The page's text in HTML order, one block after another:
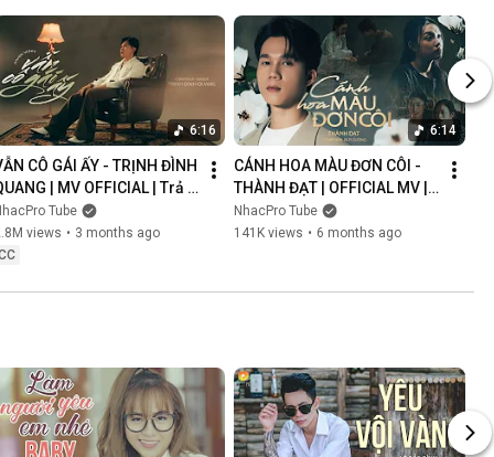
6:16
CÔ GÁI ẤY - TRỊNH ĐÌNH
| MV OFFICIAL | Trả
Em Quá Khứ Đau Lòng
Lỗi Vì Làm Em Khóc
Tube
views • 3 months ago
6:14
CÁNH HOA MÀU ĐƠN CÔI -
THÀNH ĐẠT | OFFICIAL MV |
Anh Nghĩ Chắc Là Ý Trời
Nhưng Buồn Lắm Người Ơi...
NhacPro Tube
141K views • 6 months ago